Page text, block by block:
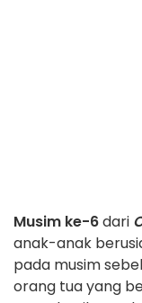
Musim ke-6dari
anak-anak
pada musim
orang tua yang